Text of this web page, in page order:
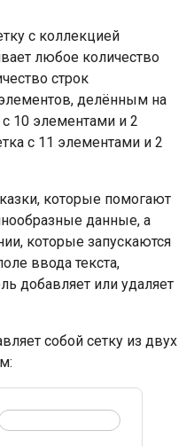
с коллекцией
любое количество
строк
делённым на
10 элементами и 2
с 11 элементами и 2
которые помогают
данные, а
которые запускаются
ввода текста,
добавляет или удаляет
собой сетку из двух